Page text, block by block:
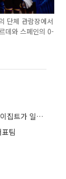
단체 관람장에서
데와 스페인의 0-
스페인·벨기에, 첫판부터 진땀…카보베르데·이집트가 일으킨 이변
팀